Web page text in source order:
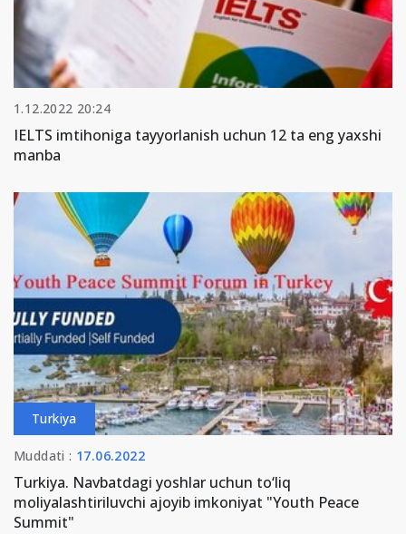
1.12.2022 20:24
IELTS imtihoniga tayyorlanish uchun 12 ta eng yaxshi
manba
Turkiya
Muddati : 17.06.2022
Turkiya. Navbatdagi yoshlar uchun to‘liq
moliyalashtiriluvchi ajoyib imkoniyat "Youth Peace
Summit"